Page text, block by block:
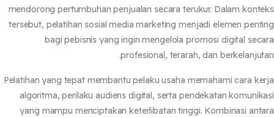
mendorong pertumbuhan penjualan secara terukur. Dalam
tersebut, pelatihan sosial media marketing menjadi elemen
bagi pebisnis yang ingin mengelola promosi digital
profesional, terarah, dan
Pelatihan yang tepat membantu pelaku usaha memahami cara
algoritma, perilaku audiens digital, serta pendekatan
yang mampu menciptakan keterlibatan tinggi. Kombinasi